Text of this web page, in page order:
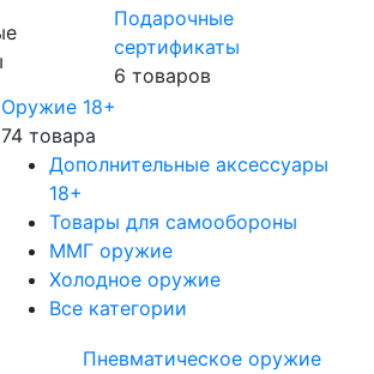
Подарочные
сертификаты
6 товаров
Оружие 18+
74 товара
Дополнительные аксессуары
18+
Товары для самообороны
ММГ оружие
Холодное оружие
Все категории
Пневматическое оружие